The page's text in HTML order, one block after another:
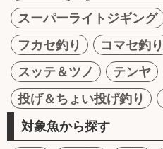
スーパーライトジギング
フカセ釣り
コマセ釣り
スッテ＆ツノ
テンヤ
投げ＆ちょい投げ釣り
対象魚から探す